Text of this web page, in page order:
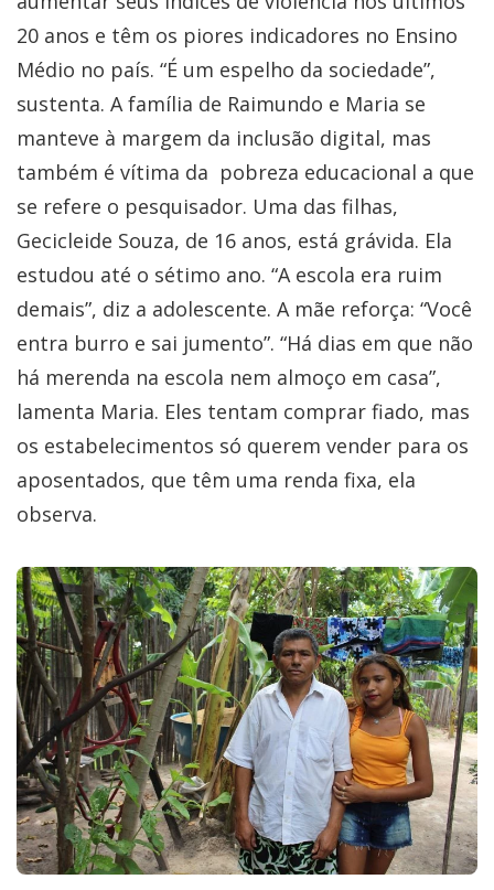
20 anos e têm os piores indicadores no Ensino
Médio no país. “É um espelho da sociedade”,
sustenta. A família de Raimundo e Maria se
manteve à margem da inclusão digital, mas
também é vítima da pobreza educacional a que
se refere o pesquisador. Uma das filhas,
Gecicleide Souza, de 16 anos, está grávida. Ela
estudou até o sétimo ano. “A escola era ruim
demais”, diz a adolescente. A mãe reforça: “Você
entra burro e sai jumento”. “Há dias em que não
há merenda na escola nem almoço em casa”,
lamenta Maria. Eles tentam comprar fiado, mas
os estabelecimentos só querem vender para os
aposentados, que têm uma renda fixa, ela
observa.